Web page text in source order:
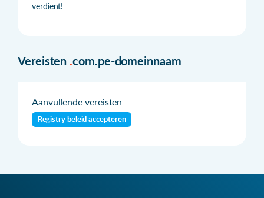
verdient!
Vereisten .com.pe-domeinnaam
Aanvullende vereisten
Registry beleid accepteren